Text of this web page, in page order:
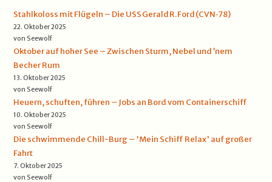
Stahlkoloss mit Flügeln – Die USS Gerald R. Ford (CVN‑78)
22. Oktober 2025
von Seewolf
Oktober auf hoher See – Zwischen Sturm, Nebel und ’nem
Becher Rum
13. Oktober 2025
von Seewolf
Heuern, schuften, führen – Jobs an Bord vom Containerschiff
10. Oktober 2025
von Seewolf
Die schwimmende Chill-Burg – 'Mein Schiff Relax' auf großer
Fahrt
7. Oktober 2025
von Seewolf